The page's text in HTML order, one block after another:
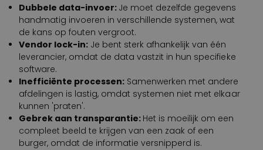
Dubbele data-invoer: Je moet dezelfde gegevens
handmatig invoeren in verschillende systemen, wat
de kans op fouten vergroot.
Vendor lock-in: Je bent sterk afhankelijk van één
leverancier, omdat de data vastzit in hun specifieke
software.
Inefficiënte processen: Samenwerken met andere
afdelingen is lastig, omdat systemen niet met elkaar
kunnen 'praten'.
Gebrek aan transparantie: Het is moeilijk om een
compleet beeld te krijgen van een zaak of een
burger, omdat de informatie versnipperd is.